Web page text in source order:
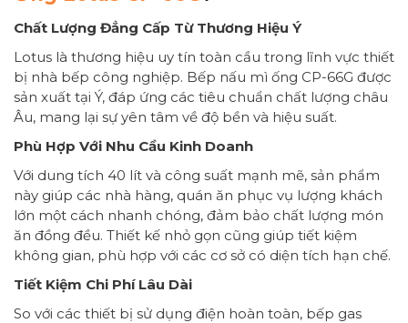
Chất Lượng Đẳng Cấp Từ Thương Hiệu Ý
Lotus là thương hiệu uy tín toàn cầu trong lĩnh vực thiết
bị nhà bếp công nghiệp. Bếp nấu mì ống CP-66G được
sản xuất tại Ý, đáp ứng các tiêu chuẩn chất lượng châu
Âu, mang lại sự yên tâm về độ bền và hiệu suất.
Phù Hợp Với Nhu Cầu Kinh Doanh
Với dung tích 40 lít và công suất mạnh mẽ, sản phẩm
này giúp các nhà hàng, quán ăn phục vụ lượng khách
lớn một cách nhanh chóng, đảm bảo chất lượng món
ăn đồng đều. Thiết kế nhỏ gọn cũng giúp tiết kiệm
không gian, phù hợp với các cơ sở có diện tích hạn chế.
Tiết Kiệm Chi Phí Lâu Dài
So với các thiết bị sử dụng điện hoàn toàn, bếp gas